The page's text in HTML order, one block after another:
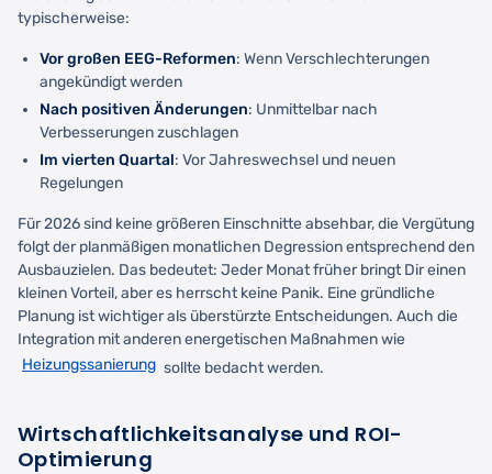
typischerweise:
Vor großen EEG-Reformen: Wenn Verschlechterungen
angekündigt werden
Nach positiven Änderungen: Unmittelbar nach
Verbesserungen zuschlagen
Im vierten Quartal: Vor Jahreswechsel und neuen
Regelungen
Für 2026 sind keine größeren Einschnitte absehbar, die Vergütung
folgt der planmäßigen monatlichen Degression entsprechend den
Ausbauzielen. Das bedeutet: Jeder Monat früher bringt Dir einen
kleinen Vorteil, aber es herrscht keine Panik. Eine gründliche
Planung ist wichtiger als überstürzte Entscheidungen. Auch die
Integration mit anderen energetischen Maßnahmen wie
Heizungssanierung sollte bedacht werden.
Wirtschaftlichkeitsanalyse und ROI-
Optimierung